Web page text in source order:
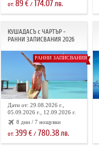
от: 89 €/ 174.07лв.
КУШАДАСЪ с ЧАРТЪР -
РАННИ ЗАПИСВАНИЯ 2026
РАННИ ЗАПИСВАНИЯ
Дати от: 29.08.2026 г.,
05.09.2026 г., 12.09.2026 г.
8 дни / 7 нощувки
от: 399 €/ 780.38лв.